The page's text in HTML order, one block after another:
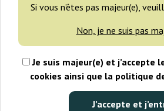
Si vous n’êtes pas majeur(e),
Non, je ne suis pas
Je suis majeur(e) et j’accepte
cookies ainsi que la politique
J’accepte et